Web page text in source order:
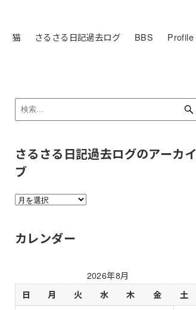
猫 さるさる日記過去ログ BBS Profile
さるさる日記過去ログのアーカイ
ブ
さ
る
去
カレンダー
2026年8月
日 月 火 水 木 金 土